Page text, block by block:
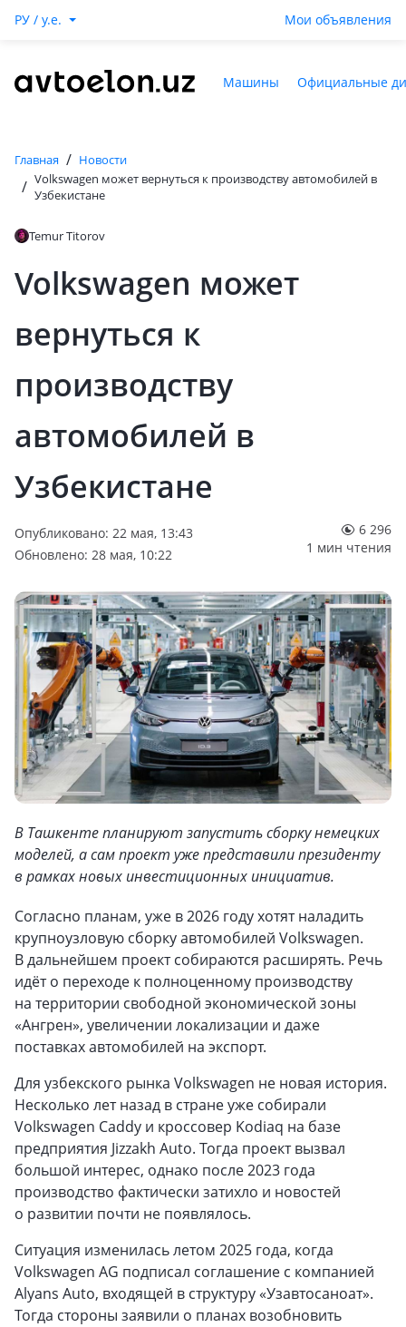
РУ / y.e. Мои объявления
Машины Официальные
Главная / Новости
/ Volkswagen может вернуться к производству автомобилей в
Узбекистане
Temur Titorov
Volkswagen может
вернуться к
производству
автомобилей в
Узбекистане
Опубликовано: 22 мая, 13:43
Обновлено: 28 мая, 10:22
6 296
1 мин чтения
В Ташкенте планируют запустить сборку немецких
моделей, а сам проект уже представили президенту
в рамках новых инвестиционных инициатив.
Согласно планам, уже в 2026 году хотят наладить
крупноузловую сборку автомобилей Volkswagen.
В дальнейшем проект собираются расширять. Речь
идёт о переходе к полноценному производству
на территории свободной экономической зоны
«Ангрен», увеличении локализации и даже
поставках автомобилей на экспорт.
Для узбекского рынка Volkswagen не новая история.
Несколько лет назад в стране уже собирали
Volkswagen Caddy и кроссовер Kodiaq на базе
предприятия Jizzakh Auto. Тогда проект вызвал
большой интерес, однако после 2023 года
производство фактически затихло и новостей
о развитии почти не появлялось.
Ситуация изменилась летом 2025 года, когда
Volkswagen AG подписал соглашение с компанией
Alyans Auto, входящей в структуру «Узавтосаноат».
Тогда стороны заявили о планах возобновить